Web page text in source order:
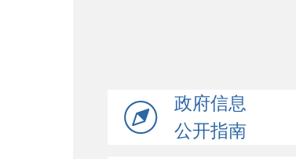
政府信息
公开指南